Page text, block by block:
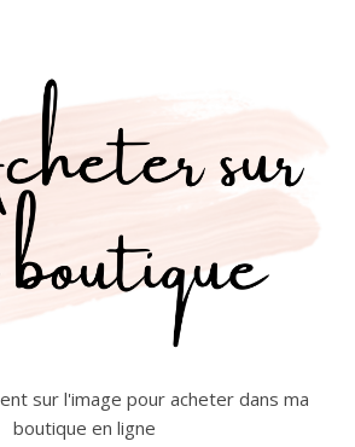
sur l'image pour acheter dans ma
boutique en ligne